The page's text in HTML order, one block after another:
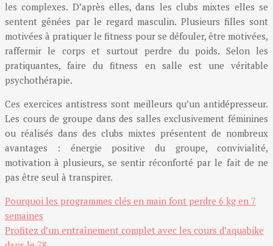
les complexes. D’après elles, dans les clubs mixtes elles se
sentent gênées par le regard masculin. Plusieurs filles sont
motivées à pratiquer le fitness pour se défouler, être motivées,
raffermir le corps et surtout perdre du poids. Selon les
pratiquantes, faire du fitness en salle est une véritable
psychothérapie.
Ces exercices antistress sont meilleurs qu’un antidépresseur.
Les cours de groupe dans des salles exclusivement féminines
ou réalisés dans des clubs mixtes présentent de nombreux
avantages : énergie positive du groupe, convivialité,
motivation à plusieurs, se sentir réconforté par le fait de ne
pas être seul à transpirer.
Pourquoi les programmes clés en main font perdre 6 kg en 7
semaines
Profitez d’un entraînement complet avec les cours d’aquabike